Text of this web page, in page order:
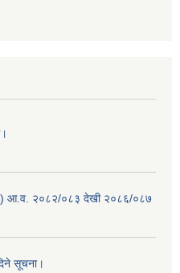
आ.व. २०८२/०८३ देखी २०८६/०८७
सूचना।